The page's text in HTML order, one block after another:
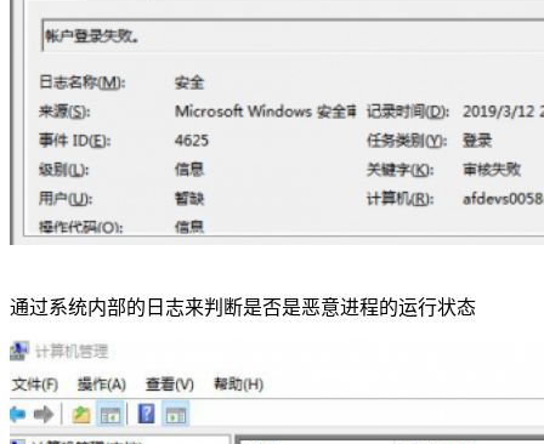
通过系统内部的日志来判断是否是恶意进程的运行状态